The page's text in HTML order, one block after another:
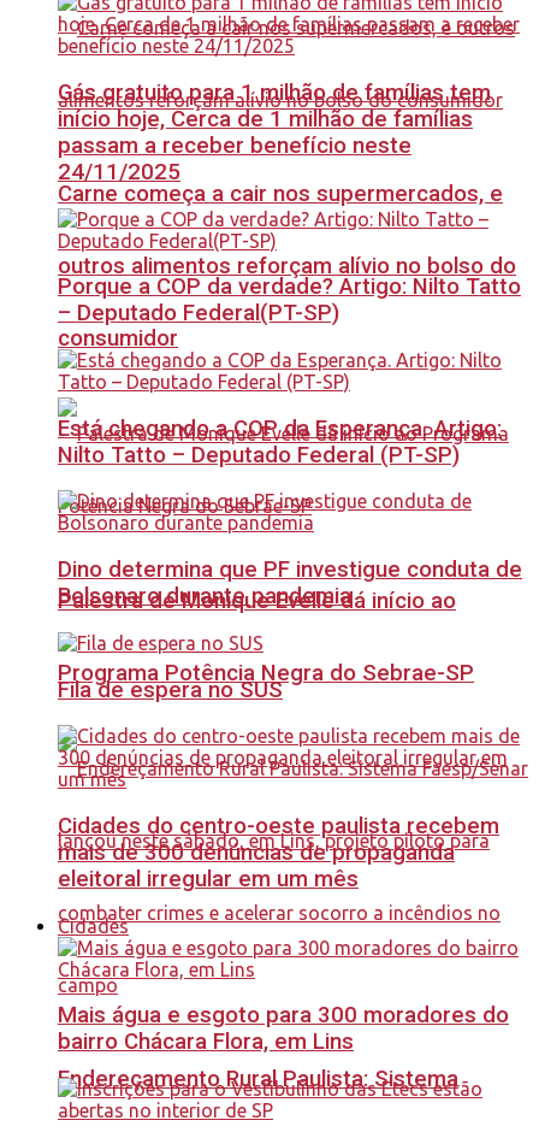
Carne começa a cair nos supermercados, e
outros alimentos reforçam alívio no bolso do
consumidor
Palestra de Monique Evelle dá início ao
Programa Potência Negra do Sebrae-SP
Endereçamento Rural Paulista: Sistema
Gás gratuito para 1 milhão de famílias tem
início hoje, Cerca de 1 milhão de famílias
passam a receber benefício neste
24/11/2025
Porque a COP da verdade? Artigo: Nilto Tatto
– Deputado Federal(PT-SP)
Está chegando a COP da Esperança. Artigo:
Nilto Tatto – Deputado Federal (PT-SP)
Dino determina que PF investigue conduta de
Bolsonaro durante pandemia
Fila de espera no SUS
Cidades do centro-oeste paulista recebem
mais de 300 denúncias de propaganda
eleitoral irregular em um mês
Cidades
Mais água e esgoto para 300 moradores do
bairro Chácara Flora, em Lins